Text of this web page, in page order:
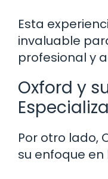
Esta
invaluable
profesional y
Oxford y
Por otro lado,
su enfoque